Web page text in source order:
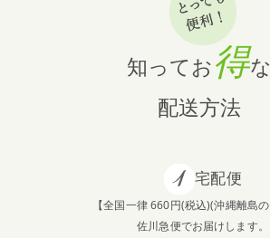
【SNS】BALMUDA The Plate Proが当
シャルSNSキャンペーンです
【新商品】レンジフードフィルターに新
スターターセット マグネット用 価格改
知ってお 得な
配送方法
宅配便
【全国一律 660円(税込)(沖縄離島の
佐川急便でお届けします。